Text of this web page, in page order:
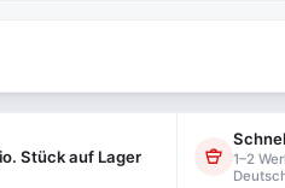
Stück auf Lager
1–2